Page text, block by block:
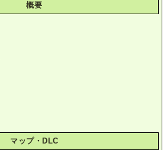
概要
マップ・DLC